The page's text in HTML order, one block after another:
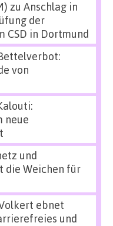
zu Anschlag in
der
CSD in Dortmund
von
neue
und
die Weichen für
ebnet
und